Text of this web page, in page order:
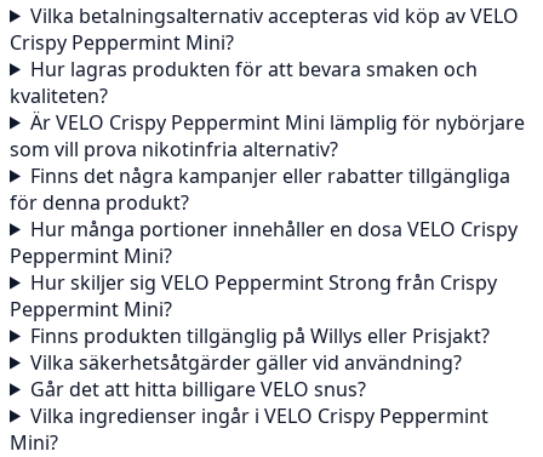
Vilka betalningsalternativ accepteras vid köp av VELO
Crispy Peppermint Mini?
Hur lagras produkten för att bevara smaken och
kvaliteten?
Är VELO Crispy Peppermint Mini lämplig för nybörjare
som vill prova nikotinfria alternativ?
Finns det några kampanjer eller rabatter tillgängliga
för denna produkt?
Hur många portioner innehåller en dosa VELO Crispy
Peppermint Mini?
Hur skiljer sig VELO Peppermint Strong från Crispy
Peppermint Mini?
Finns produkten tillgänglig på Willys eller Prisjakt?
Vilka säkerhetsåtgärder gäller vid användning?
Går det att hitta billigare VELO snus?
Vilka ingredienser ingår i VELO Crispy Peppermint
Mini?